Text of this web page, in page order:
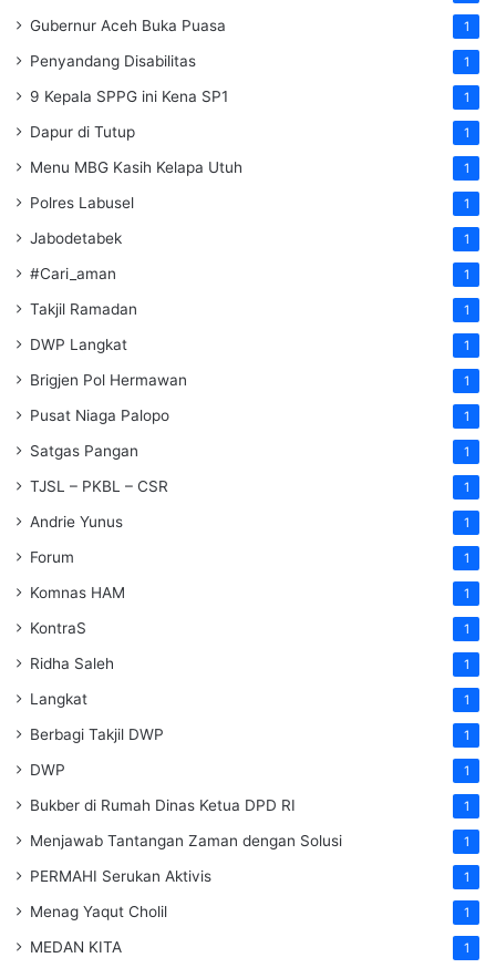
Gubernur Aceh Buka Puasa 1
Penyandang Disabilitas 1
9 Kepala SPPG ini Kena SP1 1
Dapur di Tutup 1
Menu MBG Kasih Kelapa Utuh 1
Polres Labusel 1
Jabodetabek 1
#Cari_aman 1
Takjil Ramadan 1
DWP Langkat 1
Brigjen Pol Hermawan 1
Pusat Niaga Palopo 1
Satgas Pangan 1
TJSL – PKBL – CSR 1
Andrie Yunus 1
Forum 1
Komnas HAM 1
KontraS 1
Ridha Saleh 1
Langkat 1
Berbagi Takjil DWP 1
DWP 1
Bukber di Rumah Dinas Ketua DPD RI 1
Menjawab Tantangan Zaman dengan Solusi 1
PERMAHI Serukan Aktivis 1
Menag Yaqut Cholil 1
MEDAN KITA 1